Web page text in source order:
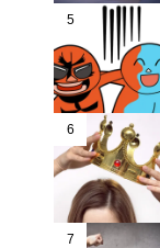
5
6
7